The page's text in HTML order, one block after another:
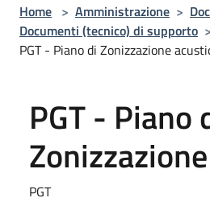
Home > Amministrazione >
Documenti (tecnico) di supporto >
PGT - Piano di Zonizzazione
PGT - Piano
PGT